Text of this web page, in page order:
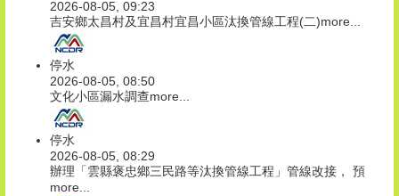
2026-08-05, 09:23
吉安鄉太昌村及宜昌村宜昌小區汰換管線工程(二)more...
停水
2026-08-05, 08:50
文化小區漏水調查more...
停水
2026-08-05, 08:29
辦理「雲縣褒忠鄉三民路等汰換管線工程」管線改接， 預
more...